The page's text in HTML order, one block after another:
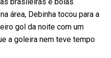
área, Debinha tocou para a
gol da noite com um
a goleira nem teve tempo